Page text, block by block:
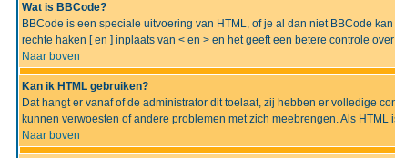
Wat is BBCode?
BBCode is een speciale uitvoering van HTML, of je al dan niet BBCode
rechte haken [ en ] inplaats van < en > en het geeft een betere controle
Naar boven
Kan ik HTML gebruiken?
Dat hangt er vanaf of de administrator dit toelaat, zij hebben er volledige
kunnen verwoesten of andere problemen met zich meebrengen. Als
Naar boven